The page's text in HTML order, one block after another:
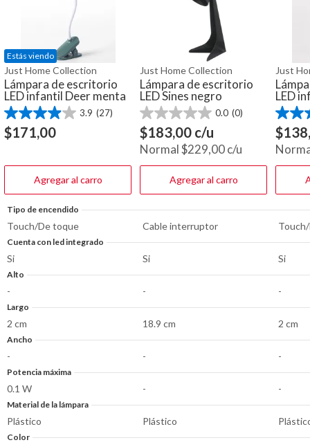
Estás viendo
Just Home Collection
Lámpara de escritorio
LED infantil Deer menta
3.9 (27)
3.9
de
5
$171,00
Agregar al carro
Just Home Collection
Lámpara de escritorio
LED Sines negro
0.0 (0)
0.0
de
5
estrellas.
$183,00 c/u
Normal$229,00c/u
Agregar al carro
Just
LED
3.9
de
5
$
Tipo de encendido
Touch/De toque Cable interruptor
Cuenta con led integrado
Si Si Si
Alto
- - -
Largo
2 cm 18.9 cm 2 cm
Ancho
- - -
Potencia máxima
0.1 W - -
Material de la lámpara
Plástico Plástico
Color